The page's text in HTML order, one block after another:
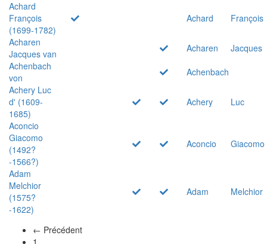
Achard
François
(1699-1782)
Achard
François
Acharen
Jacques van
Acharen
Jacques
Achenbach
von
Achenbach
Achery Luc
d' (1609-
1685)
Achery
Luc
Aconcio
Giacomo
(1492?
-1566?)
Aconcio Giacomo
Adam
Melchior
(1575?
-1622)
Adam Melchior
← Précédent
1